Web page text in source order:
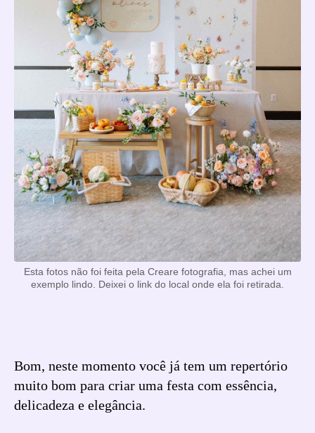
Esta fotos não foi feita pela Creare fotografia, mas achei um
exemplo lindo. Deixei o link do local onde ela foi retirada.
Bom, neste momento você já tem um repertório
muito bom para criar uma festa com essência,
delicadeza e elegância.